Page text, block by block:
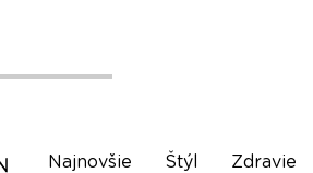
Najnovšie Štýl Zdravie